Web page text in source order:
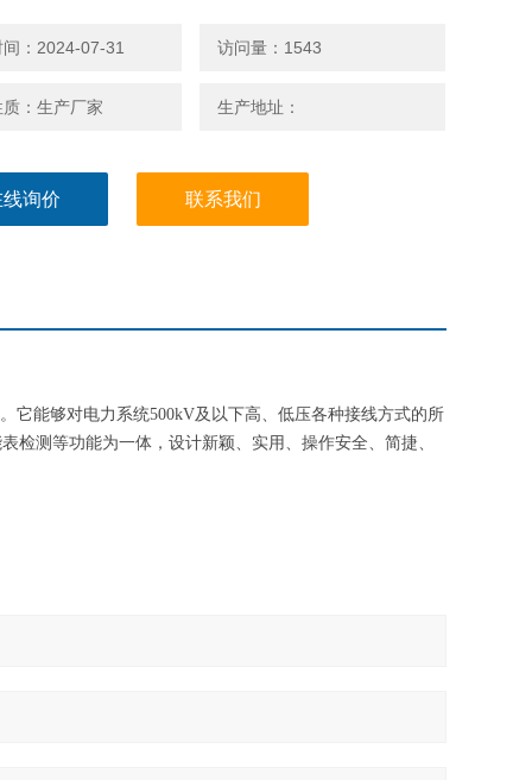
：2024-07-31 访问量：1543
质：生产厂家 生产地址：
询价 联系我们
它能够对电力系统500kV及以下高、低压各种接线方式的所
检测等功能为一体，设计新颖、实用、操作安全、简捷、